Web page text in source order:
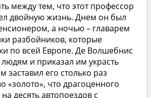
между тем, что этот профессор
двойную жизнь. Днем он был
а ночью – главарем
разбойников, которые
по всей Европе. Де Волшебнис
и приказал им украсть
заставил его столько раз
«золото», что драгоценного
десять автопоездов с